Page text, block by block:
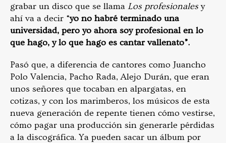
grabar un disco que se llama Los profesionalesy
ahí va a decir “yo no habré terminado una
universidad, pero yo ahora soy profesional en lo
que hago, y lo que hago es cantar vallenato”.
Pasó que, a diferencia de cantores como Juancho
Polo Valencia, Pacho Rada, Alejo Durán, que eran
unos señores que tocaban en alpargatas, en
cotizas, y con los marimberos, los músicos de esta
nueva generación de repente tienen cómo vestirse,
cómo pagar una producción sin generarle pérdidas
a la discográfica. Ya pueden sacar un álbum por